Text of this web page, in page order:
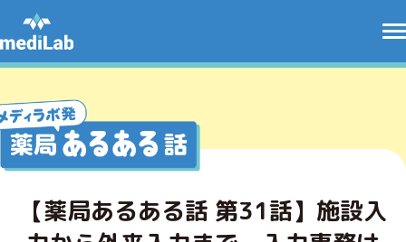
【薬局あるある話 第31話】施設入